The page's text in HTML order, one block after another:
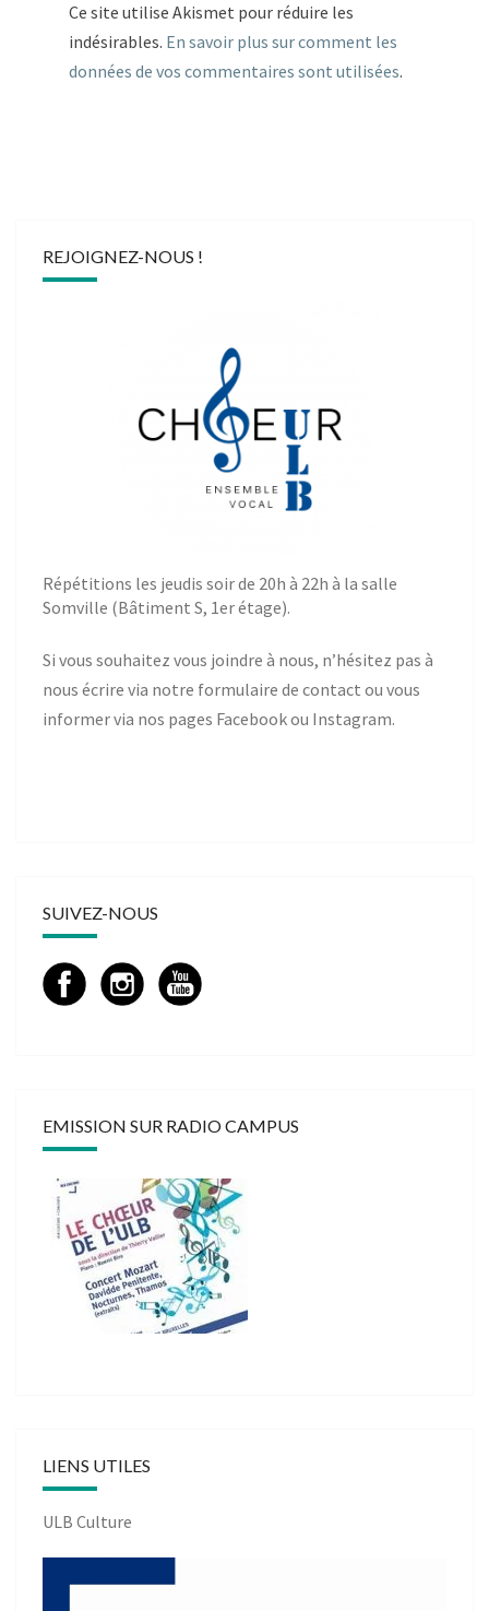
Ce site utilise Akismet pour réduire les
indésirables. En savoir plus sur comment les
données de vos commentaires sont utilisées.
REJOIGNEZ-NOUS !
Répétitions les jeudis soir de 20h à 22h à la salle
Somville (Bâtiment S, 1er étage).
Si vous souhaitez vous joindre à nous, n’hésitez pas à
nous écrire via notre formulaire de contact ou vous
informer via nos pages Facebookou Instagram.
SUIVEZ-NOUS
EMISSION SUR RADIO CAMPUS
LIENS UTILES
ULB Culture